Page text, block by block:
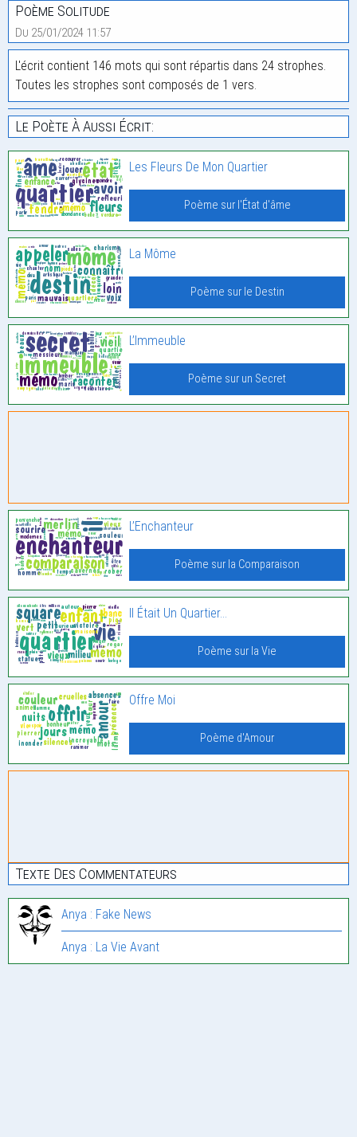
Poème Solitude
Du 25/01/2024 11:57
L'écrit contient 146 mots qui sont répartis dans 24 strophes.
Toutes les strophes sont composés de 1 vers.
Le Poète À Aussi Écrit:
Les Fleurs De Mon Quartier
Poème sur l'État d'âme
La Môme
Poème sur le Destin
L’Immeuble
Poème sur un Secret
L’Enchanteur
Poème sur la Comparaison
Il Était Un Quartier…
Poème sur la Vie
Offre Moi
Poème d'Amour
Texte Des Commentateurs
Anya : Fake News
Anya : La Vie Avant